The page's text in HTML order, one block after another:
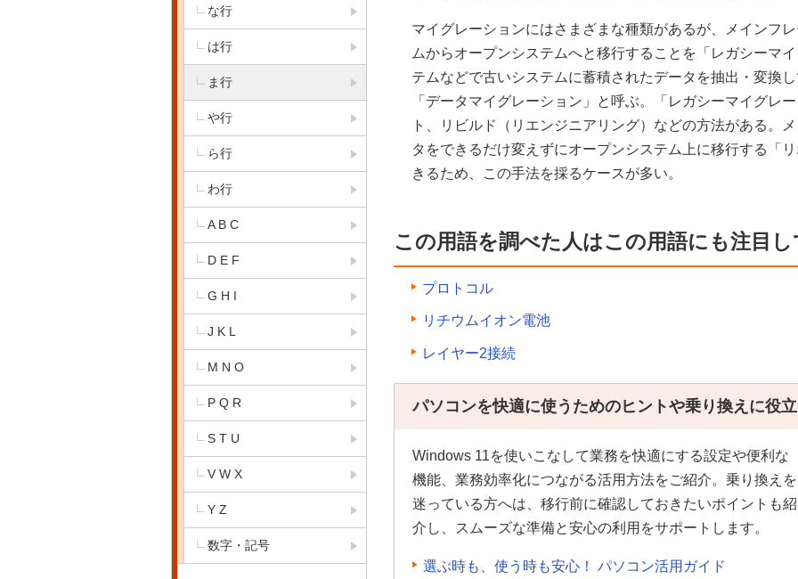
マイグレーションにはさまざまな種類があるが、メインフ
ムからオープンシステムへと移行することを「レガシーマ
テムなどで古いシステムに蓄積されたデータを抽出・変換
「データマイグレーション」と呼ぶ。「レガシーマイグレ
ト、リビルド（リエンジニアリング）などの方法がある。
タをできるだけ変えずにオープンシステム上に移行する「
きるため、この手法を採るケースが多い。
この用語を調べた人はこの用語にも注目
プロトコル
リチウムイオン電池
レイヤー2接続
パソコンを快適に使うためのヒントや乗り換えに役
Windows 11を使いこなして業務を快適にする設定や便利な
機能、業務効率化につながる活用方法をご紹介。乗り換えを
迷っている方へは、移行前に確認しておきたいポイントも紹
介し、スムーズな準備と安心の利用をサポートします。
選ぶ時も、使う時も安心！ パソコン活用ガイド
な行
は行
ま行
や行
ら行
わ行
A B C
D E F
G H I
J K L
M N O
P Q R
S T U
V W X
Y Z
数字・記号